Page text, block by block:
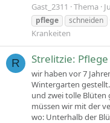
Gast_2311
Thema
pflege
schneiden
Krankeiten
R Strelitzie:
wir haben vor 7
Wintergarten
und zwei tolle Blüten
müssen wir mit der
wo: Unterhalb der